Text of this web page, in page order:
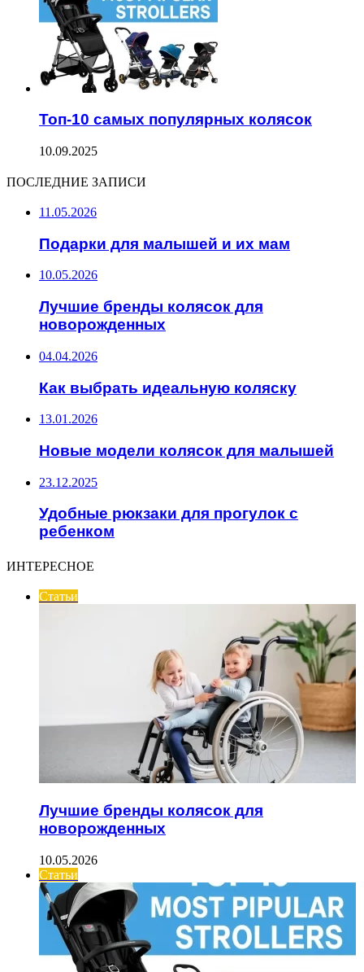
Топ-10 самых популярных колясок
10.09.2025
ПОСЛЕДНИЕ ЗАПИСИ
11.05.2026
Подарки для малышей и их мам
10.05.2026
Лучшие бренды колясок для
новорожденных
04.04.2026
Как выбрать идеальную коляску
13.01.2026
Новые модели колясок для малышей
23.12.2025
Удобные рюкзаки для прогулок с
ребенком
ИНТЕРЕСНОЕ
Статьи
Лучшие бренды колясок для
новорожденных
10.05.2026
Статьи